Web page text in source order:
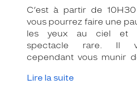
C’est à partir de
vous pourrez faire une
les yeux au ciel et
spectacle rare. Il
cependant vous munir
l’observation de ce
Lire la suite